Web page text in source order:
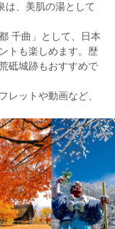
は、美肌の湯として
千曲」として、日本
トも楽しめます。歴
砥城跡もおすすめで
レットや動画など、